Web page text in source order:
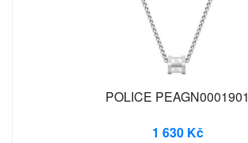
POLICE PEAGN0001901
1 630 Kč